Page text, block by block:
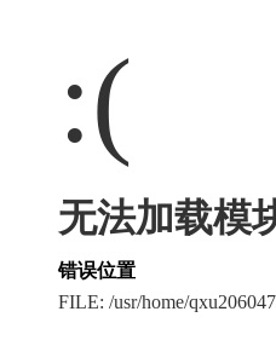
:(
无法加载模
错误位置
FILE: /usr/home/